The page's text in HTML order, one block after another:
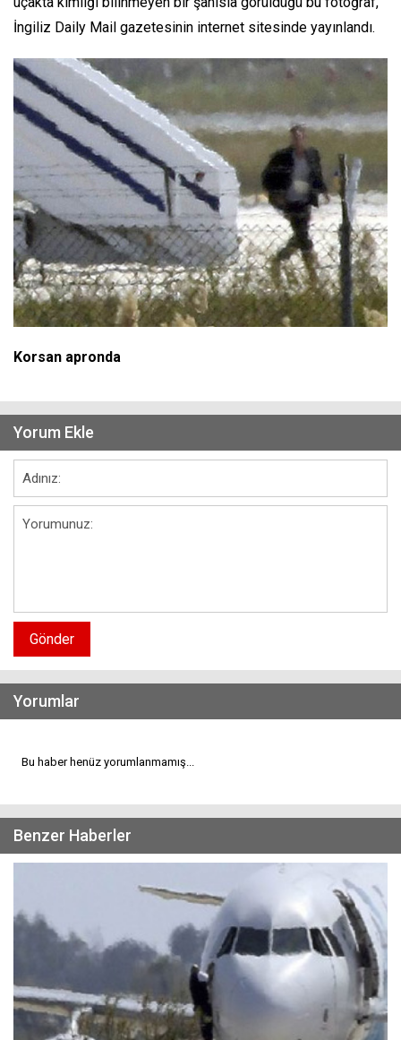
İngiliz Daily Mail gazetesinin internet sitesinde yayınlandı.
Korsan apronda
Yorum Ekle
Gönder
Yorumlar
Bu haber henüz yorumlanmamış...
Benzer Haberler